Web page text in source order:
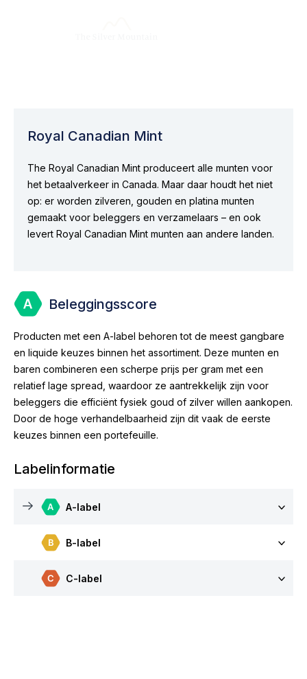
Royal Canadian Mint
The Royal Canadian Mint produceert alle munten voor
het betaalverkeer in Canada. Maar daar houdt het niet
op: er worden zilveren, gouden en platina munten
gemaakt voor beleggers en verzamelaars – en ook
levert Royal Canadian Mint munten aan andere landen.
Beleggingsscore
Producten met een A-label behoren tot de meest gangbare
en liquide keuzes binnen het assortiment. Deze munten en
baren combineren een scherpe prijs per gram met een
relatief lage spread, waardoor ze aantrekkelijk zijn voor
beleggers die efficiënt fysiek goud of zilver willen aankopen.
Door de hoge verhandelbaarheid zijn dit vaak de eerste
keuzes binnen een portefeuille.
Labelinformatie
A-label
B-label
C-label